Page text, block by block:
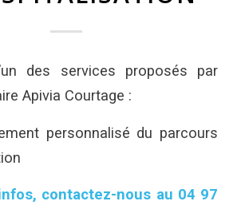
des services proposés par
Apivia Courtage :
personnalisé du parcours
contactez-nous au 04 97